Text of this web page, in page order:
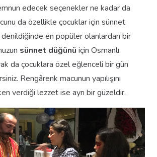
edecek seçenekler ne kadar da
da özellikle çocuklar için sünnet
denildiğinde en popüler olanlardan bir
sünnet düğünü için Osmanlı
da çocuklara özel eğlenceli bir gün
Rengârenk macunun yapılışını
verdiği lezzet ise ayrı bir güzeldir.